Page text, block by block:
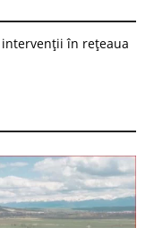
în rețeaua